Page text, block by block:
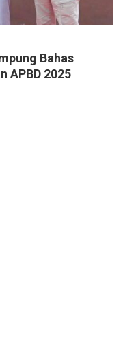
Bahas
APBD 2025